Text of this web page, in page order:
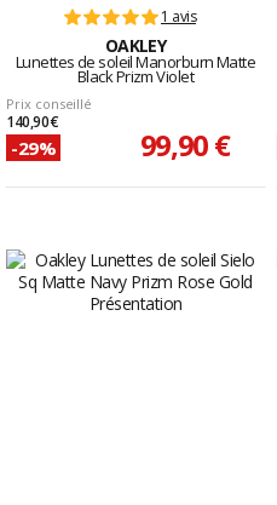
1 avis
OAKLEY
Lunettes de soleil Manorburn Matte
Black Prizm Violet
Prix conseillé
140,90 €
-29% 99,90 €